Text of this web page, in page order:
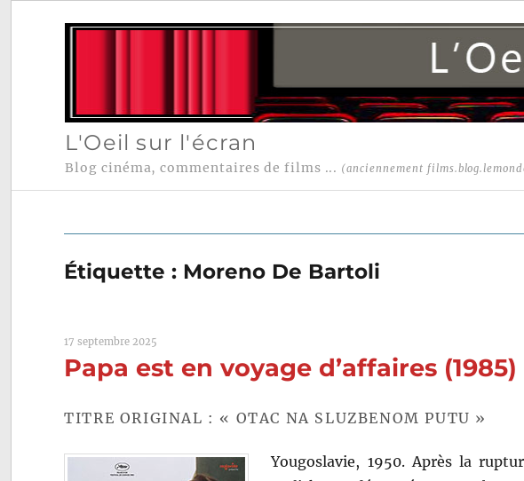
L'Oeil sur l'écran
Blog cinéma, commentaires de films ... (anciennement
Étiquette : Moreno De Bartoli
17 septembre 2025
Papa est en voyage d’affaires
TITRE ORIGINAL : « OTAC NA SLUZBENOM PUTU »
Yougoslavie, 1950. Après la